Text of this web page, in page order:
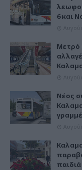
6 και
Μετρό
Νέος